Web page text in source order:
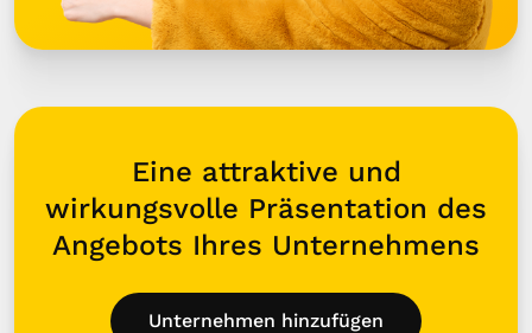
Eine attraktive und
wirkungsvolle Präsentation des
Angebots Ihres Unternehmens
Unternehmen hinzufügen